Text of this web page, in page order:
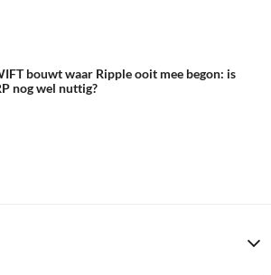
bouwt waar Ripple ooit mee begon: is
nog wel nuttig?